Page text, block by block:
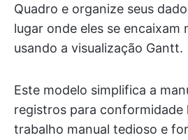
Quadro e organize seus
lugar onde eles se encaixam
usando a visualização Gantt.
Este modelo simplifica a
registros para conformidade
trabalho manual tedioso e